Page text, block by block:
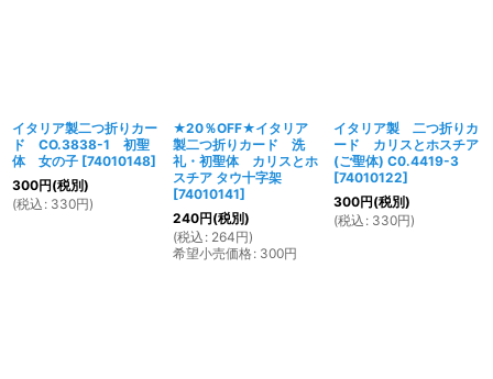
イタリア製二つ折りカー
ド CO.3838-1 初聖
体 女の子 [74010148]
300円(税別)
(税込 : 330円)
★20％OFF★イタリア
製二つ折りカード 洗
礼・初聖体 カリスとホ
スチア タウ十字架
[74010141]
240円(税別)
(税込 : 264円)
希望小売価格: 300円
イタリア製 二つ折りカ
ード カリスとホスチア
(ご聖体) C0.4419-3
[74010122]
300円(税別)
(税込 : 330円)